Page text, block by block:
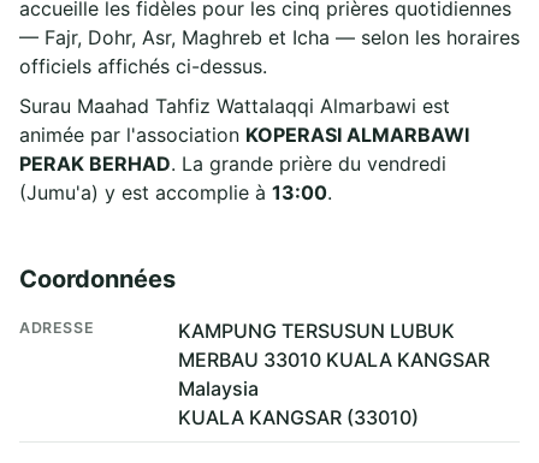
accueille les fidèles pour les cinq prières quotidiennes
— Fajr, Dohr, Asr, Maghreb et Icha — selon les horaires
officiels affichés ci-dessus.
Surau Maahad Tahfiz Wattalaqqi Almarbawi est
animée par l'association KOPERASI ALMARBAWI
PERAK BERHAD. La grande prière du vendredi
(Jumu'a) y est accomplie à 13:00.
Coordonnées
ADRESSE
KAMPUNG TERSUSUN LUBUK
MERBAU 33010 KUALA KANGSAR
Malaysia
KUALA KANGSAR (33010)